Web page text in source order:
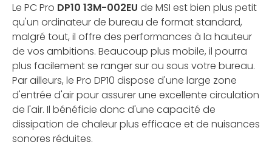
Le PC Pro DP10 13M-002EU de MSI est bien plus petit
qu'un ordinateur de bureau de format standard,
malgré tout, il offre des performances à la hauteur
de vos ambitions. Beaucoup plus mobile, il pourra
plus facilement se ranger sur ou sous votre bureau.
Par ailleurs, le Pro DP10 dispose d'une large zone
d'entrée d'air pour assurer une excellente circulation
de l'air. Il bénéficie donc d'une capacité de
dissipation de chaleur plus efficace et de nuisances
sonores réduites.